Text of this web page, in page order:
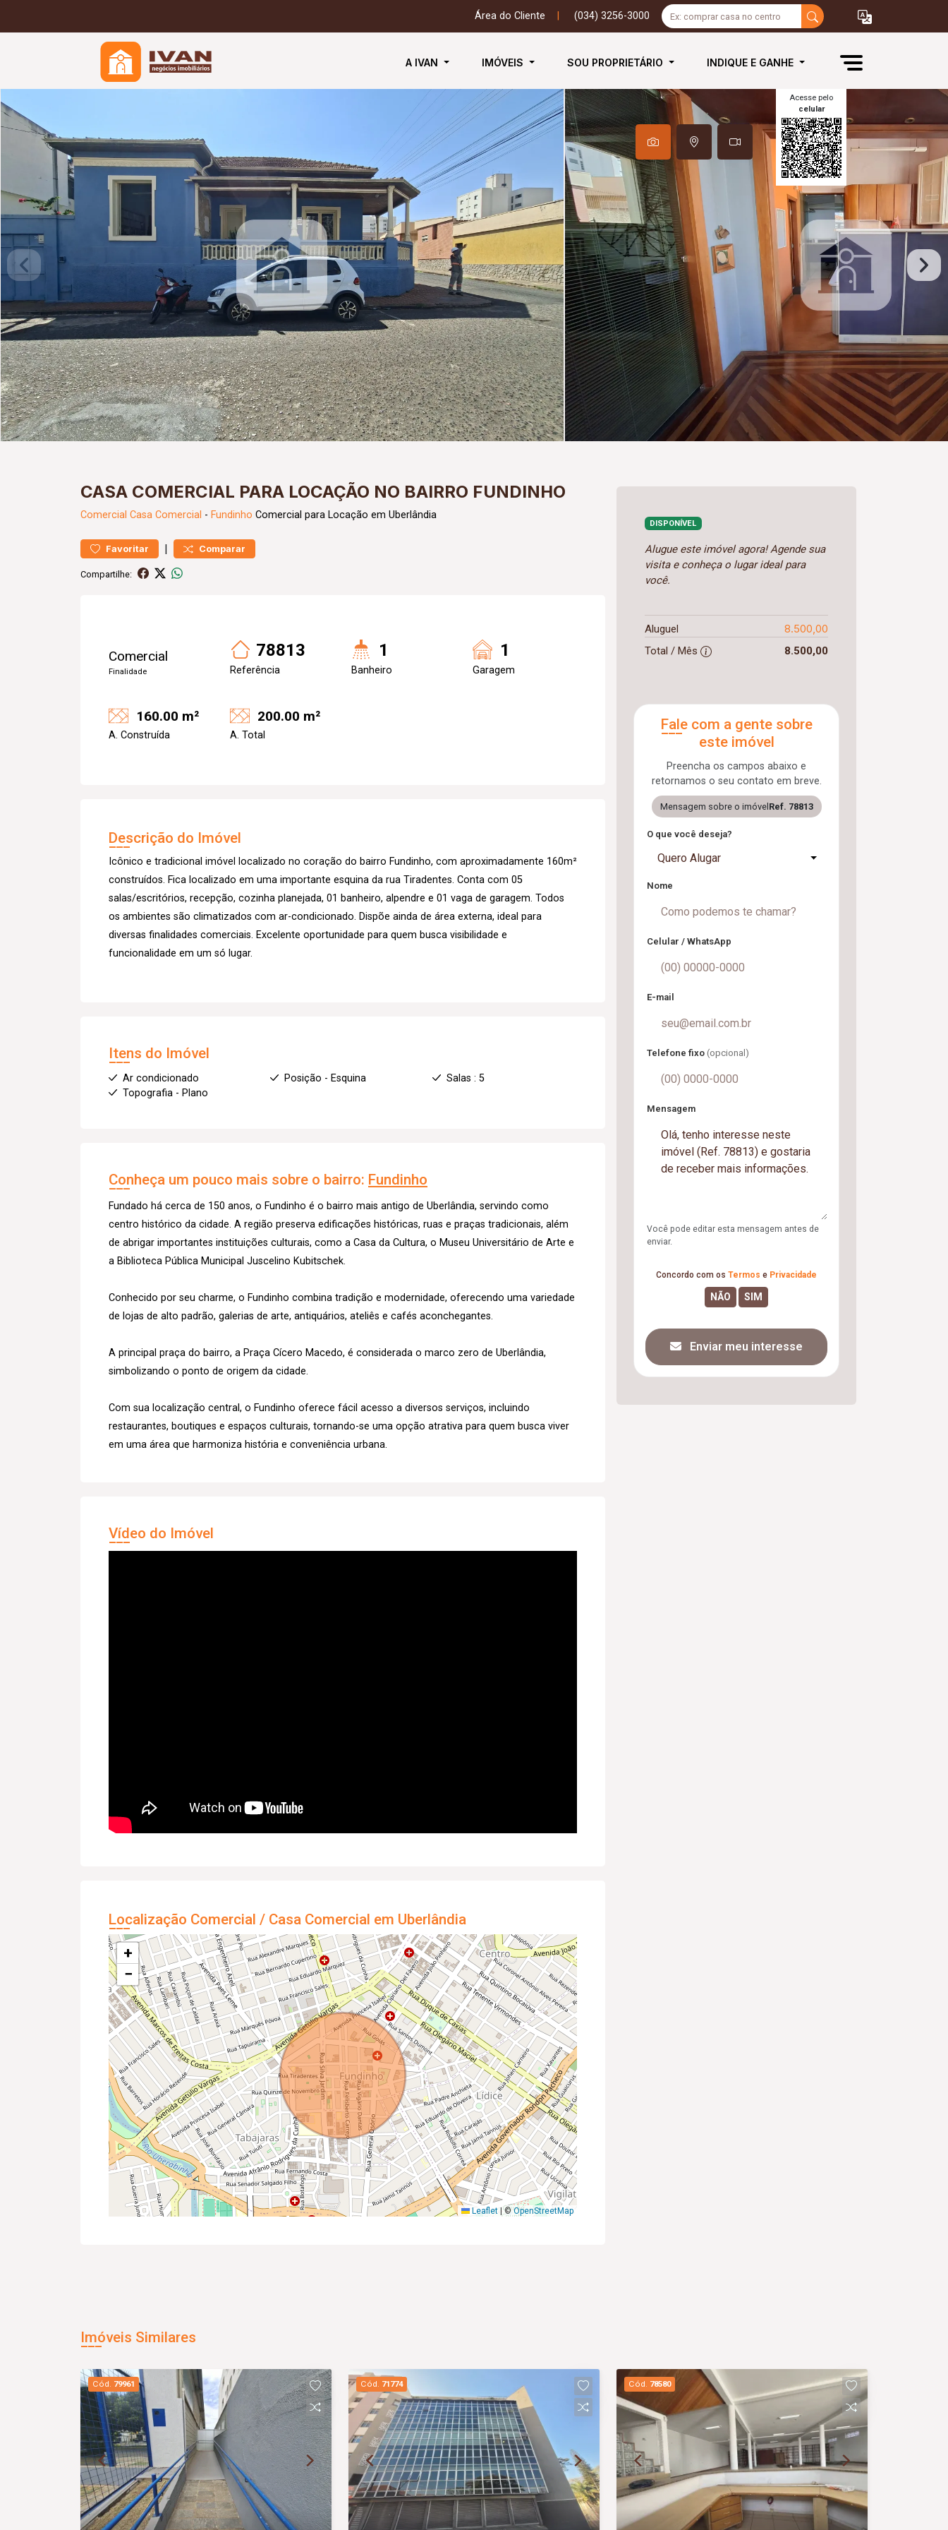
Área do Cliente (034) 3256-3000
A IVAN IMÓVEIS SOU PROPRIETÁRIO INDIQUE E GANHE
Acesse pelo
celular
CASA COMERCIAL PARA LOCAÇÃO NO BAIRRO FUNDINHO
Comercial Casa Comercial - Fundinho Comercial para Locação em Uberlândia
Favoritar | Comparar
Compartilhe:
Comercial
Finalidade
78813
Referência
1
Banheiro
1
Garagem
160.00 m²
A. Construída
200.00 m²
A. Total
Descrição do Imóvel
Icônico e tradicional imóvel localizado no coração do bairro Fundinho, com aproximadamente 160m²
construídos. Fica localizado em uma importante esquina da rua Tiradentes. Conta com 05
salas/escritórios, recepção, cozinha planejada, 01 banheiro, alpendre e 01 vaga de garagem. Todos
os ambientes são climatizados com ar-condicionado. Dispõe ainda de área externa, ideal para
diversas finalidades comerciais. Excelente oportunidade para quem busca visibilidade e
funcionalidade em um só lugar.
Itens do Imóvel
Ar condicionado Posição - Esquina
Salas : 5
Topografia - Plano
Conheça um pouco mais sobre o bairro: Fundinho
Fundado há cerca de 150 anos, o Fundinho é o bairro mais antigo de Uberlândia, servindo como
centro histórico da cidade. A região preserva edificações históricas, ruas e praças tradicionais, além
de abrigar importantes instituições culturais, como a Casa da Cultura, o Museu Universitário de Arte e
a Biblioteca Pública Municipal Juscelino Kubitschek.
Conhecido por seu charme, o Fundinho combina tradição e modernidade, oferecendo uma variedade
de lojas de alto padrão, galerias de arte, antiquários, ateliês e cafés aconchegantes.
A principal praça do bairro, a Praça Cícero Macedo, é considerada o marco zero de Uberlândia,
simbolizando o ponto de origem da cidade.
Com sua localização central, o Fundinho oferece fácil acesso a diversos serviços, incluindo
restaurantes, boutiques e espaços culturais, tornando-se uma opção atrativa para quem busca viver
em uma área que harmoniza história e conveniência urbana.
Vídeo do Imóvel
Localização Comercial / Casa Comercial em Uberlândia
+
−
Leaflet |©OpenStreetMap
DISPONÍVEL
Alugue este imóvel agora! Agende sua
visita e conheça o lugar ideal para
você.
Aluguel 8.500,00
Total / Mês 8.500,00
Fale com a gente sobre
este imóvel
Preencha os campos abaixo e
retornamos o seu contato em breve.
Mensagem sobre o imóvel Ref. 78813
O que você deseja?
Quero Alugar
Nome
Celular / WhatsApp
E-mail
Telefone fixo (opcional)
Mensagem
Você pode editar esta mensagem antes de
enviar.
Concordo com os Termos e Privacidade
Enviar meu interesse
Imóveis Similares
Cód. 79961 Cód. 71774 Cód. 78580